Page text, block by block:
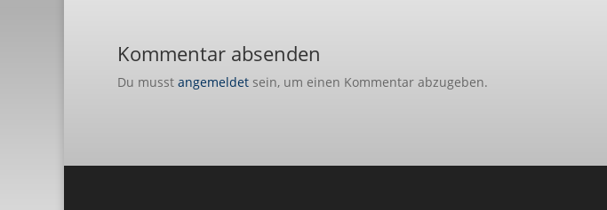
Kommentar absenden
Du musst angemeldet sein, um einen Kommentar abzugeben.